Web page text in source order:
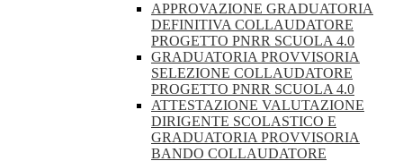
APPROVAZIONE GRADUATORIA
DEFINITIVA COLLAUDATORE
PROGETTO PNRR SCUOLA 4.0
GRADUATORIA PROVVISORIA
SELEZIONE COLLAUDATORE
PROGETTO PNRR SCUOLA 4.0
ATTESTAZIONE VALUTAZIONE
DIRIGENTE SCOLASTICO E
GRADUATORIA PROVVISORIA
BANDO COLLAUDATORE